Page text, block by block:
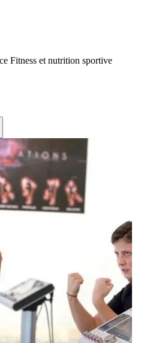
Fitness et nutrition sportive